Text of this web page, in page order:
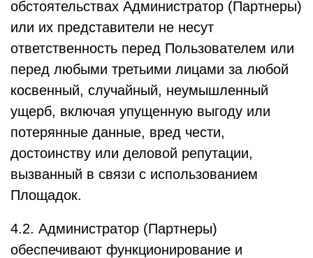
обстоятельствах Администратор (Партнеры)
или их представители не несут
ответственность перед Пользователем или
перед любыми третьими лицами за любой
косвенный, случайный, неумышленный
ущерб, включая упущенную выгоду или
потерянные данные, вред чести,
достоинству или деловой репутации,
вызванный в связи с использованием
Площадок.
4.2. Администратор (Партнеры)
обеспечивают функционирование и